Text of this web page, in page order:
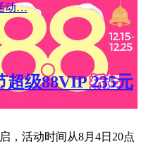
动…
级88VIP 235元
，活动时间从8月4日20点